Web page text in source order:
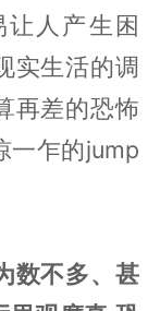
人产生困
实生活的调
再差的恐怖
一乍的jump
数不多、甚